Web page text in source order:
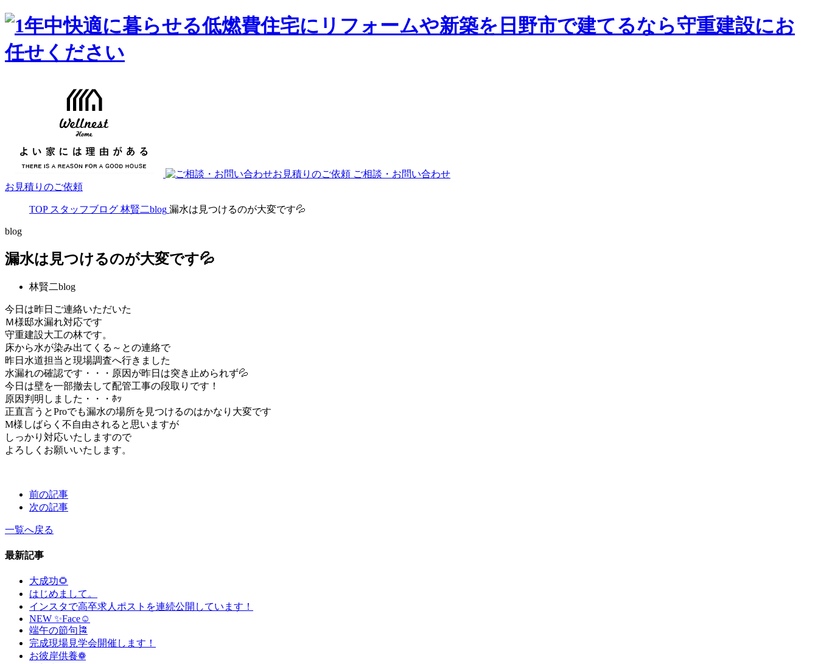
ご相談・お問い合わせ
お見積りのご依頼
TOP スタッフブログ 林賢二blog 漏水は見つけるのが大変です💦
blog
漏水は見つけるのが大変です💦
林賢二blog
今日は昨日ご連絡いただいた
Ｍ様邸水漏れ対応です
守重建設大工の林です。
床から水が染み出てくる～との連絡で
昨日水道担当と現場調査へ行きました
水漏れの確認です・・・原因が昨日は突き止められず💦
今日は壁を一部撤去して配管工事の段取りです！
原因判明しました・・・ﾎｯ
正直言うとProでも漏水の場所を見つけるのはかなり大変です
M様しばらく不自由されると思いますが
しっかり対応いたしますので
よろしくお願いいたします。
前の記事
次の記事
一覧へ戻る
最新記事
大成功🌻
はじめまして。
インスタで高卒求人ポストを連続公開しています！
NEW ✨Face☺
端午の節句🎏
完成現場見学会開催します！
お彼岸供養❁